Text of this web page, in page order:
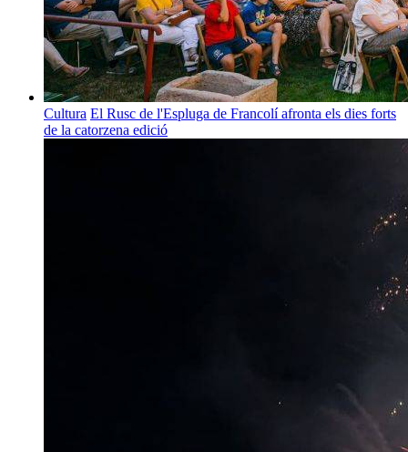
Cultura El Rusc de l'Espluga de Francolí afronta els dies forts
de la catorzena edició